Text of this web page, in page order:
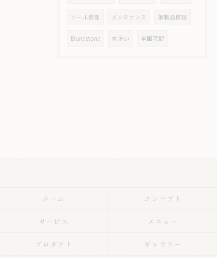
ソール修理 メンテナンス 革製品修理
Blundstone 丸洗い 全国宅配
ホーム
コンセプト
サービス
メニュー
プロダクト
ギャラリー